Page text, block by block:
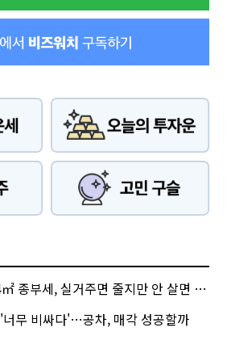
부세, 실거주면 줄지만 안 살면 2.5배
무 비싸다'…공차, 매각 성공할까